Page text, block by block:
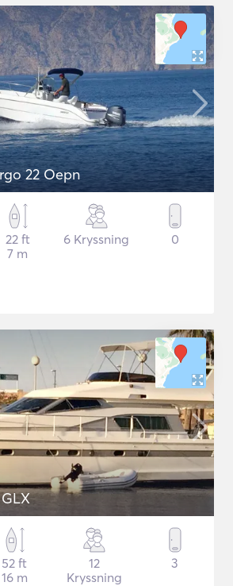
22 Oepn
22 ft
7 m
6 Kryssning 0
52 ft
16 m
12
Kryssning
3